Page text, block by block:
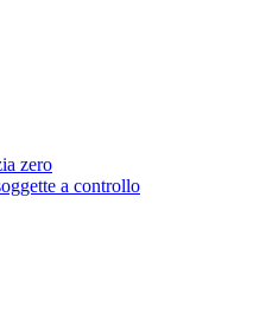
zero
a controllo